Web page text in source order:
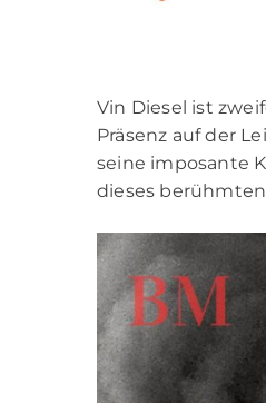
Vin Diesel ist
Präsenz auf der
seine imposante
dieses